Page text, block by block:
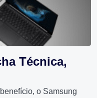
Técnica,
o Samsung